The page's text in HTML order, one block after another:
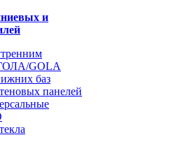
и
GOLA
баз
панелей